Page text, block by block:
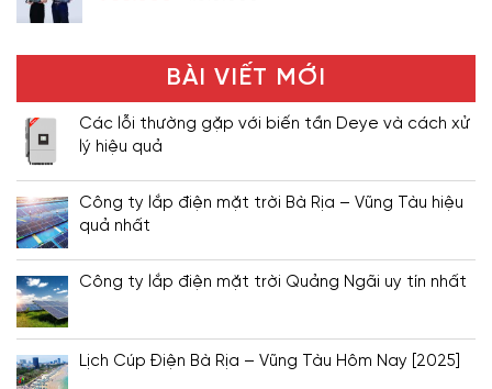
BÀI VIẾT MỚI
Các lỗi thường gặp với biến tần Deye và cách xử
lý hiệu quả
Công ty lắp điện mặt trời Bà Rịa – Vũng Tàu hiệu
quả nhất
Công ty lắp điện mặt trời Quảng Ngãi uy tín nhất
Lịch Cúp Điện Bà Rịa – Vũng Tàu Hôm Nay [2025]